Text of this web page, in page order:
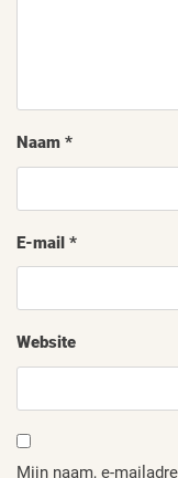
Naam *
E-mail *
Website
Mijn naam, e-